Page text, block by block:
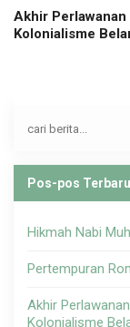
Akhir
Kolonialisme
Pos-pos Terbaru
Hikmah Nabi
Pertempuran
Akhir
Kolonialisme